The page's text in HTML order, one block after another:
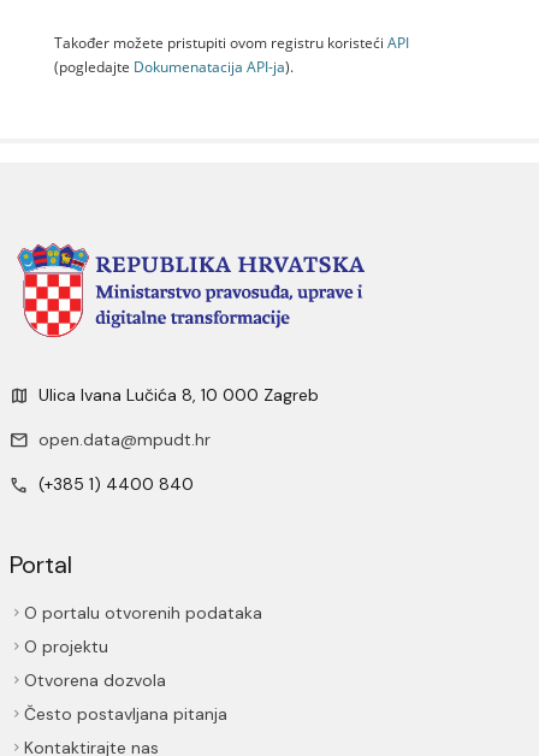
Također možete pristupiti ovom registru koristeći API
(pogledajte Dokumenаtаcijа API-jа).